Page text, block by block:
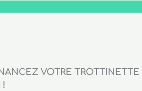
VOTRE
!